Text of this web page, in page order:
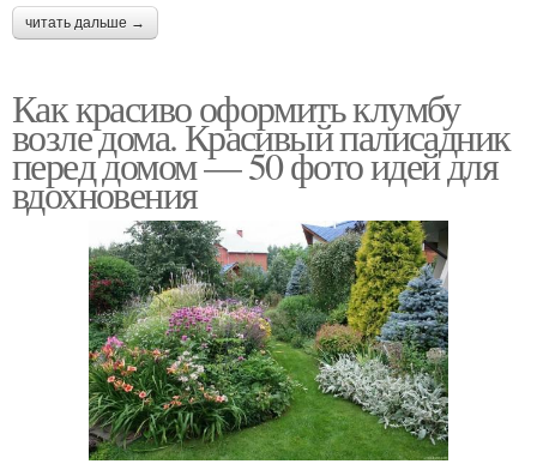
читать дальше →
Как красиво оформить клумбу
возле дома. Красивый палисадник
перед домом — 50 фото идей для
вдохновения